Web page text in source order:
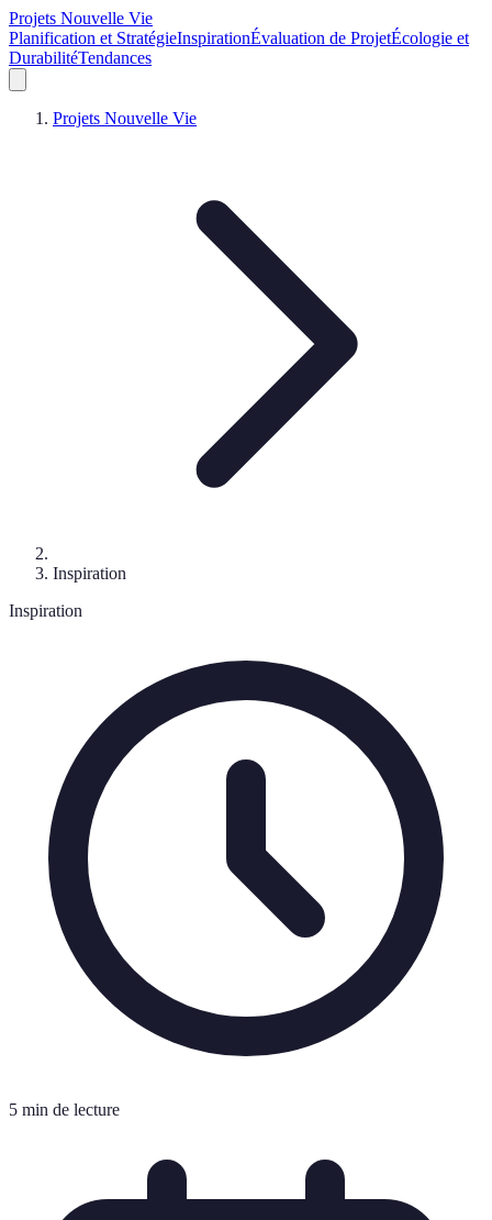
Projets Nouvelle Vie
Planification et StratégieInspirationÉvaluation de ProjetÉcologie et
DurabilitéTendances
Projets Nouvelle Vie
Inspiration
Inspiration
5 min de lecture